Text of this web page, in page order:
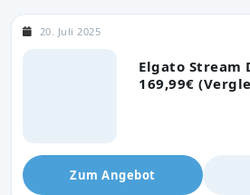
Elgato Stream
169,99€
20. Juli 2025
Zum Angebot